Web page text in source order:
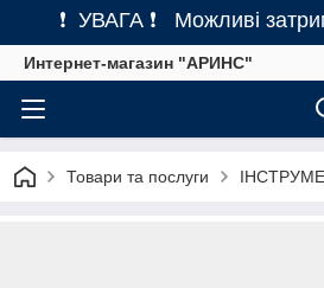
❗ УВАГА ❗ Можливі
Интернет-магазин "АРИНС"
Товари та послуги